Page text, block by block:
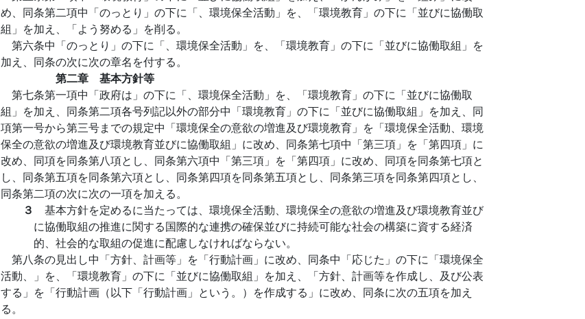
め、同条第二項中「のっとり」の下に「、環境保全活動」を、「環境教育」の下に「並びに協働取
組」を加え、「よう努める」を削る。
第六条中「のっとり」の下に「、環境保全活動」を、「環境教育」の下に「並びに協働取組」を
加え、同条の次に次の章名を付する。
第二章 基本方針等
第七条第一項中「政府は」の下に「、環境保全活動」を、「環境教育」の下に「並びに協働取
組」を加え、同条第二項各号列記以外の部分中「環境教育」の下に「並びに協働取組」を加え、同
項第一号から第三号までの規定中「環境保全の意欲の増進及び環境教育」を「環境保全活動、環境
保全の意欲の増進及び環境教育並びに協働取組」に改め、同条第七項中「第三項」を「第四項」に
改め、同項を同条第八項とし、同条第六項中「第三項」を「第四項」に改め、同項を同条第七項と
し、同条第五項を同条第六項とし、同条第四項を同条第五項とし、同条第三項を同条第四項とし、
同条第二項の次に次の一項を加える。
３ 基本方針を定めるに当たっては、環境保全活動、環境保全の意欲の増進及び環境教育並び
に協働取組の推進に関する国際的な連携の確保並びに持続可能な社会の構築に資する経済
的、社会的な取組の促進に配慮しなければならない。
第八条の見出し中「方針、計画等」を「行動計画」に改め、同条中「応じた」の下に「環境保全
活動、」を、「環境教育」の下に「並びに協働取組」を加え、「方針、計画等を作成し、及び公表
する」を「行動計画（以下「行動計画」という。）を作成する」に改め、同条に次の五項を加え
る。